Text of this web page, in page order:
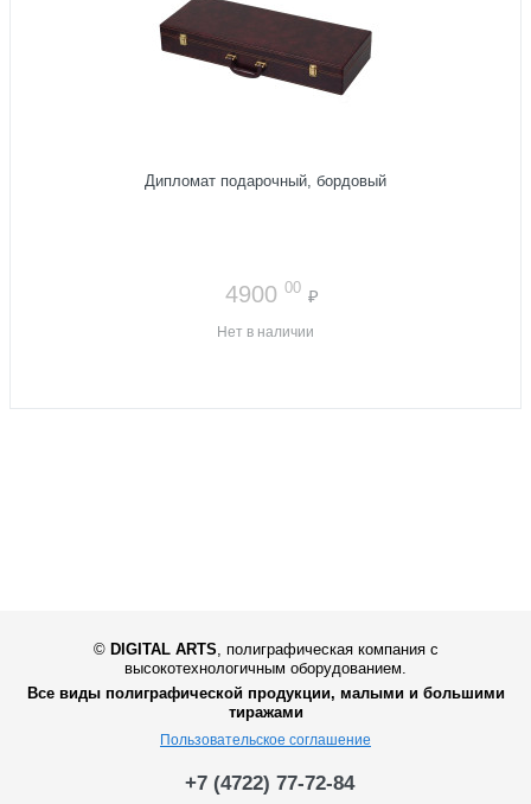
Дипломат подарочный, бордовый
4900 00 ₽
Нет в наличии
© DIGITAL ARTS
полиграфическая компания с
высокотехнологичным оборудованием.
Все виды полиграфической продукции, малыми и большими
тиражами
Пользовательское соглашение
+7 (4722) 77-72-84